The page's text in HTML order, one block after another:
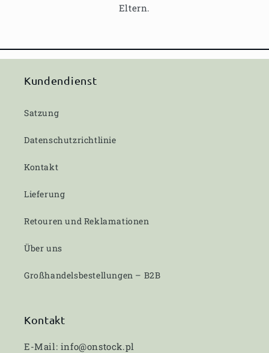
Eltern.
Kundendienst
Satzung
Datenschutzrichtlinie
Kontakt
Lieferung
Retouren und Reklamationen
Über uns
Großhandelsbestellungen – B2B
Kontakt
E-Mail: info@onstock.pl